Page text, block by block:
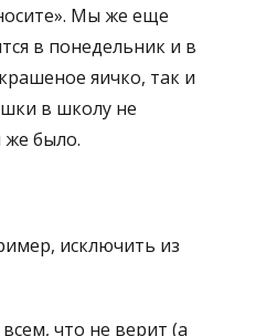
Мы же еще
в понедельник и в
яичко, так и
в школу не
же было.
исключить из
что не верит (а